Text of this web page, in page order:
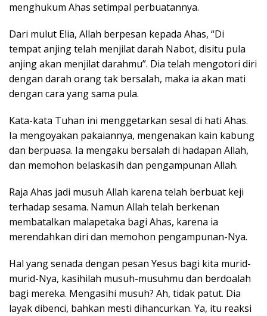
menghukum Ahas setimpal perbuatannya.
Dari mulut Elia, Allah berpesan kepada Ahas, “Di
tempat anjing telah menjilat darah Nabot, disitu pula
anjing akan menjilat darahmu”. Dia telah mengotori diri
dengan darah orang tak bersalah, maka ia akan mati
dengan cara yang sama pula.
Kata-kata Tuhan ini menggetarkan sesal di hati Ahas.
Ia mengoyakan pakaiannya, mengenakan kain kabung
dan berpuasa. Ia mengaku bersalah di hadapan Allah,
dan memohon belaskasih dan pengampunan Allah.
Raja Ahas jadi musuh Allah karena telah berbuat keji
terhadap sesama. Namun Allah telah berkenan
membatalkan malapetaka bagi Ahas, karena ia
merendahkan diri dan memohon pengampunan-Nya.
Hal yang senada dengan pesan Yesus bagi kita murid-
murid-Nya, kasihilah musuh-musuhmu dan berdoalah
bagi mereka. Mengasihi musuh? Ah, tidak patut. Dia
layak dibenci, bahkan mesti dihancurkan. Ya, itu reaksi